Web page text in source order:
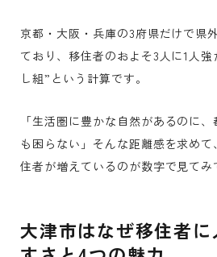
京都・大阪・兵庫の3府県だけで県
ており、移住者のおよそ3人に1人
し組”という計算です。
「生活圏に豊かな自然があるのに
も困らない」そんな距離感を求め
住者が増えているのが数字で見てみ
大津市はなぜ移住者